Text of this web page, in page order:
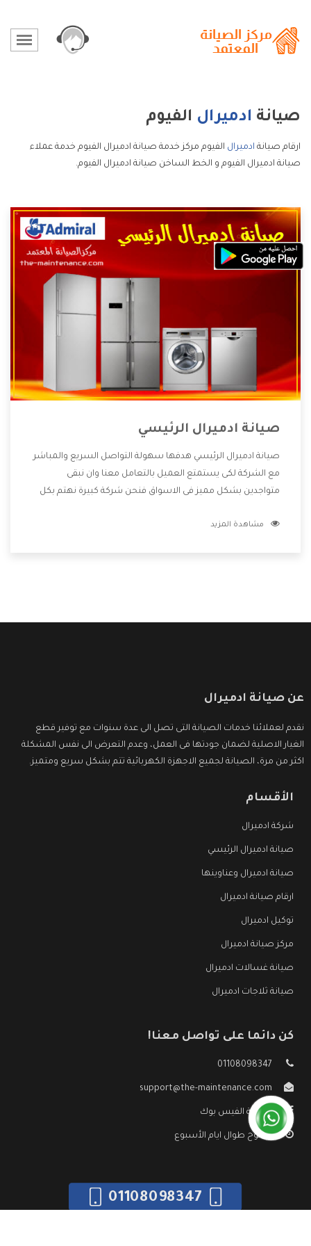
صيانة ادميرال الفيوم
ارقام صيانة ادميرال الفيوم مركز خدمة صيانة ادميرال الفيوم خدمة عملاء
صيانة ادميرال الفيوم و الخط الساخن صيانة ادميرال الفيوم.
صيانة ادميرال الرئيسي
صيانة ادميرال الرئيسي هدفها سهولة التواصل السريع والمباشر
مع الشركة لكى يستمتع العميل بالتعامل معنا وان نبقى
متواجدين بشكل مميز فى الاسواق فنحن شركة كبيرة نهتم بكل
الشركة بها والتى تكون منها خدمة الصيانة التى تكون من أهم
مشاهدة المزيد
عن صيانة ادميرال
نقدم لعملائنا خدمات الصيانة التى تصل الى عدة سنوات مع توفير قطع
الغيار الاصلية لضمان جودتها فى العمل، وعدم التعرض الى نفس المشكلة
اكثر من مرة، الصيانة لجميع الاجهزة الكهربائية تتم بشكل سريع ومتميز.
الأقسام
شركة ادميرال
صيانة ادميرال الرئيسي
صيانة ادميرال وعناوينها
ارقام صيانة ادميرال
توكيل ادميرال
مركز صيانة ادميرال
صيانة غسالات ادميرال
صيانة ثلاجات ادميرال
كن دائما على تواصل معنا!
01108098347
support@the-maintenance.com
صفحة الفيس بوك
مفتوح طوال ايام الأسبوع
01108098347